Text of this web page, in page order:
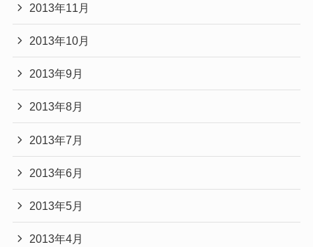
2013年11月
2013年10月
2013年9月
2013年8月
2013年7月
2013年6月
2013年5月
2013年4月